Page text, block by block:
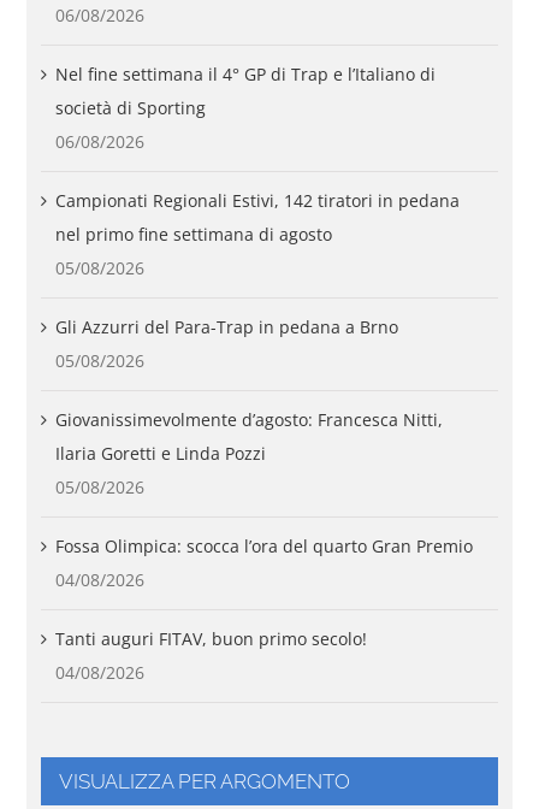
06/08/2026
Nel fine settimana il 4° GP di Trap e l’Italiano di
società di Sporting
06/08/2026
Campionati Regionali Estivi, 142 tiratori in pedana
nel primo fine settimana di agosto
05/08/2026
Gli Azzurri del Para-Trap in pedana a Brno
05/08/2026
Giovanissimevolmente d’agosto: Francesca Nitti,
Ilaria Goretti e Linda Pozzi
05/08/2026
Fossa Olimpica: scocca l’ora del quarto Gran Premio
04/08/2026
Tanti auguri FITAV, buon primo secolo!
04/08/2026
VISUALIZZA PER ARGOMENTO